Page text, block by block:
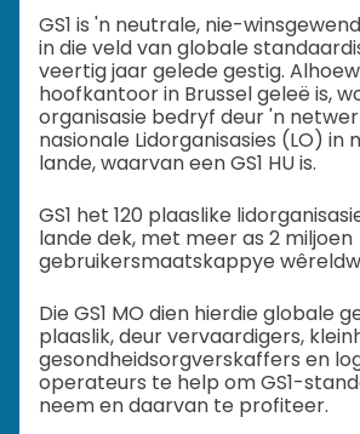
GS1 is 'n neutrale, nie-
in die veld van globale
veertig jaar gelede gestig.
hoofkantoor in Brussel geleë is,
organisasie bedryf deur 'n
nasionale Lidorganisasies (LO) in
lande, waarvan een GS1 HU is.
GS1 het 120 plaaslike
lande dek, met meer as 2 miljoen
gebruikersmaatskappye
Die GS1 MO dien hierdie globale
plaaslik, deur vervaardigers,
gesondheidsorgverskaffers en
operateurs te help om GS1-
neem en daarvan te profiteer.